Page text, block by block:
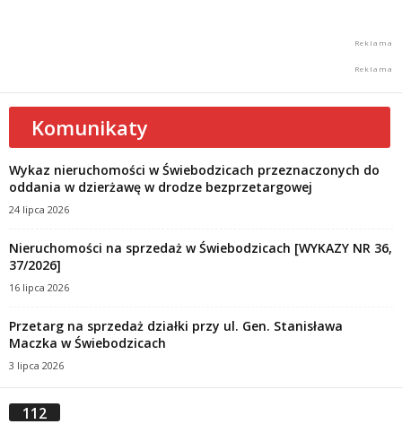
Komunikaty
Wykaz nieruchomości w Świebodzicach przeznaczonych do
oddania w dzierżawę w drodze bezprzetargowej
24 lipca 2026
Nieruchomości na sprzedaż w Świebodzicach [WYKAZY NR 36,
37/2026]
16 lipca 2026
Przetarg na sprzedaż działki przy ul. Gen. Stanisława
Maczka w Świebodzicach
3 lipca 2026
112